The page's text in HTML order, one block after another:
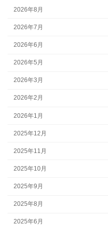
2026年8月
2026年7月
2026年6月
2026年5月
2026年3月
2026年2月
2026年1月
2025年12月
2025年11月
2025年10月
2025年9月
2025年8月
2025年6月